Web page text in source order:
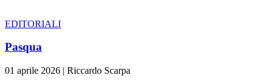
EDITORIALI
Pasqua
01 aprile 2026 | Riccardo Scarpa